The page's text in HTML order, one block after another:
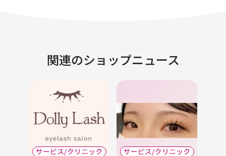
関連のショップニュース